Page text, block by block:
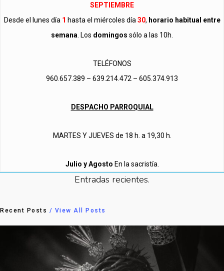
SEPTIEMBRE
Desde el lunes día 1 hasta el miércoles día 30, horario habitual entre
semana Los domingos sólo a las 10h.
TELÉFONOS
960.657.389 – 639.214.472 – 605.374.913
DESPACHO PARROQUIAL
MARTES Y JUEVES de 18 h. a 19,30 h.
Julio y Agosto En la sacristía.
Entradas recientes.
Recent Posts / View All Posts